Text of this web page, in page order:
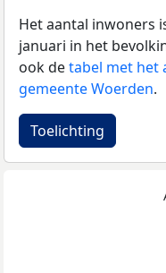
Het aantal inwoners
januari in het
ook detabel met het
gemeente Woerden.
Toelichting